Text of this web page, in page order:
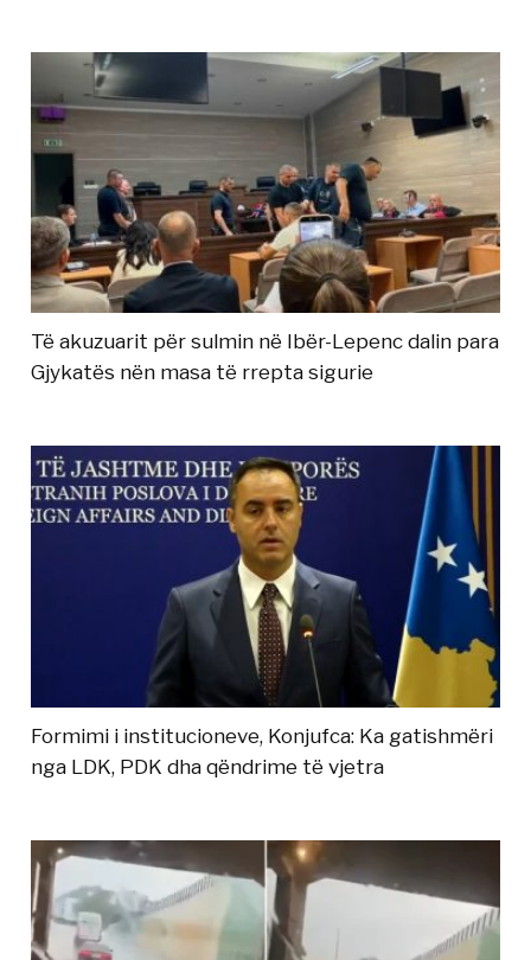
Të akuzuarit për sulmin në Ibër-Lepenc dalin para
Gjykatës nën masa të rrepta sigurie
Formimi i institucioneve, Konjufca: Ka gatishmëri
nga LDK, PDK dha qëndrime të vjetra